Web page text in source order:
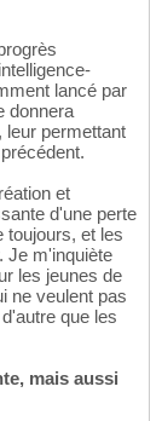
lancé par
donnera
leur permettant
et
d'une perte
toujours, et les
Je m'inquiète
les jeunes de
ne veulent pas
que les
mais aussi